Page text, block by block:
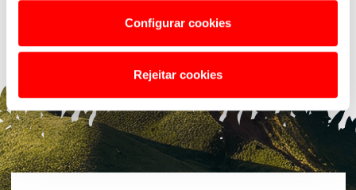
Configurar cookies
Rejeitar cookies
Ver todas as novidades